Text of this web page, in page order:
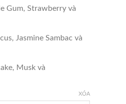
Gum, Strawberry và
Jasmine Sambac và
Musk và
XÓA